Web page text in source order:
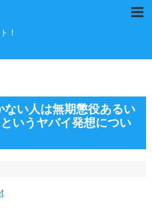
！
ない人は無期懲役あるい
いうヤバイ発想につい